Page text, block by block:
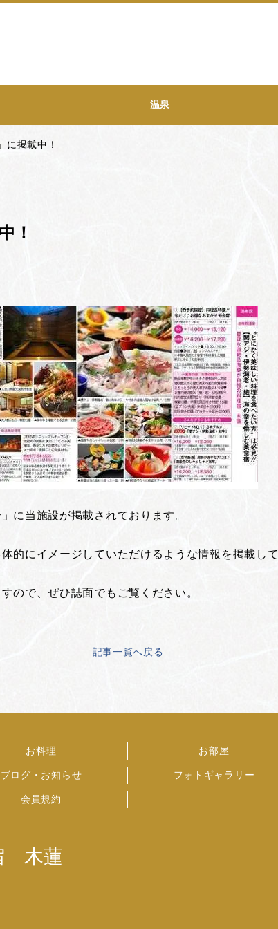
温泉
に掲載中！
！
に当施設が掲載されております。
的にイメージしていただけるような情報を掲載して
ので、ぜひ誌面でもご覧ください。
記事一覧へ戻る
お料理
ブログ・お知らせ
会員規約
お部屋
フォトギャラリー
木蓮